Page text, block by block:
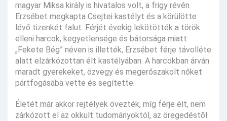
magyar Miksa király is hivatalos volt, a frigy révén
Erzsébet megkapta Csejtei kastélyt és a körülötte
lévő tizenkét falut. Férjét évekig lekötötték a török
elleni harcok, kegyetlensége és bátorsága miatt
„Fekete Bég” néven is illették, Erzsébet férje távolléte
alatt elzárkózottan élt kastélyában. A harcokban árván
maradt gyerekeket, özvegy és megerőszakolt nőket
pártfogásába vette és segítette.
Életét már akkor rejtélyek övezték, míg férje élt, nem
zárkózott el az okkult tudományoktól, az öregedéstől